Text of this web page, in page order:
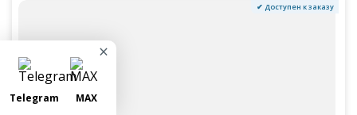
✔ Доступен к заказу
×
Telegram MAX